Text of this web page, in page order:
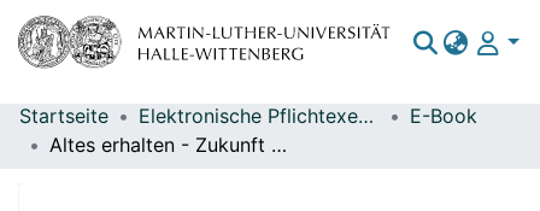
Bereiche & Sammlungen
Startseite Elektronische Pflichtexemplare
E-Book
Altes erhalten - Zukunft gestalten : 100 Jahre Stadtbad Halle : eine Zeitreise / Herausgeber: Stadtwerke Halle GmbH